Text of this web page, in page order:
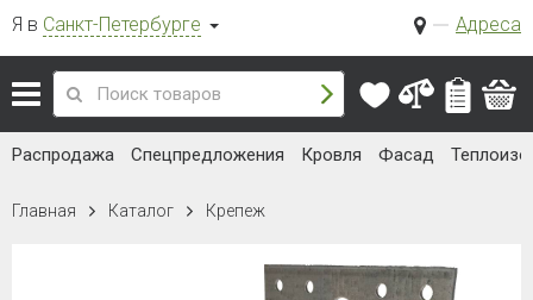
Я в Санкт-Петербурге Адреса
Распродажа Спецпредложения Кровля Фасад
Главная Каталог Крепеж